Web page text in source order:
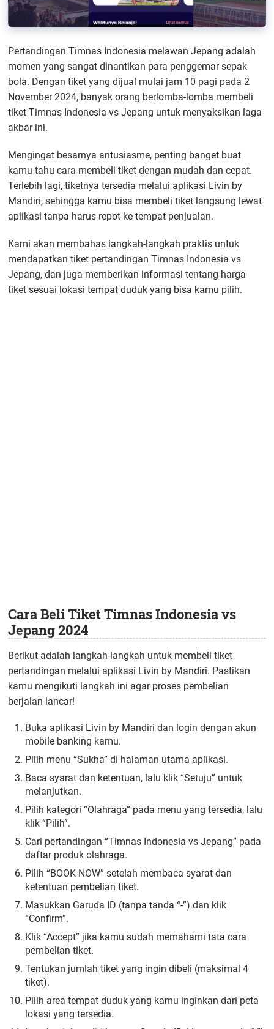
Pertandingan Timnas Indonesia melawan Jepang adalah
momen yang sangat dinantikan para penggemar sepak
bola. Dengan tiket yang dijual mulai jam 10 pagi pada 2
November 2024, banyak orang berlomba-lomba membeli
tiket Timnas Indonesia vs Jepang untuk menyaksikan laga
akbar ini.
Mengingat besarnya antusiasme, penting banget buat
kamu tahu cara membeli tiket dengan mudah dan cepat.
Terlebih lagi, tiketnya tersedia melalui aplikasi Livin by
Mandiri, sehingga kamu bisa membeli tiket langsung lewat
aplikasi tanpa harus repot ke tempat penjualan.
Kami akan membahas langkah-langkah praktis untuk
mendapatkan tiket pertandingan Timnas Indonesia vs
Jepang, dan juga memberikan informasi tentang harga
tiket sesuai lokasi tempat duduk yang bisa kamu pilih.
Cara Beli Tiket Timnas Indonesia vs
Jepang 2024
Berikut adalah langkah-langkah untuk membeli tiket
pertandingan melalui aplikasi Livin by Mandiri. Pastikan
kamu mengikuti langkah ini agar proses pembelian
berjalan lancar!
Buka aplikasi Livin by Mandiri dan login dengan akun
mobile banking kamu.
Pilih menu “Sukha” di halaman utama aplikasi.
Baca syarat dan ketentuan, lalu klik “Setuju” untuk
melanjutkan.
Pilih kategori “Olahraga” pada menu yang tersedia, lalu
klik “Pilih”.
Cari pertandingan “Timnas Indonesia vs Jepang” pada
daftar produk olahraga.
Pilih “BOOK NOW” setelah membaca syarat dan
ketentuan pembelian tiket.
Masukkan Garuda ID (tanpa tanda “-”) dan klik
“Confirm”.
Klik “Accept” jika kamu sudah memahami tata cara
pembelian tiket.
Tentukan jumlah tiket yang ingin dibeli (maksimal 4
tiket).
Pilih area tempat duduk yang kamu inginkan dari peta
lokasi yang tersedia.